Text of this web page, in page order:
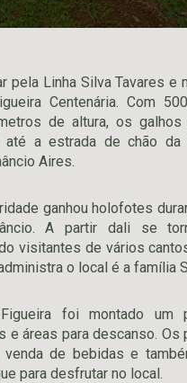
pela Linha Silva Tavares e
Centenária. Com
de altura, os
até a estrada de chão da
Aires.
ganhou holofotes
A partir dali se
visitantes de vários
o local é a família
foi montado um
e áreas para descanso. Os
de bebidas e
para desfrutar no local.